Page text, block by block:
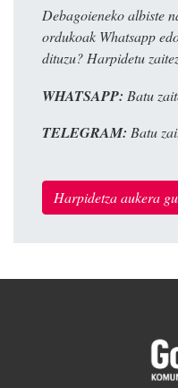
Debagoieneko albiste
ordukoak Whatsapp
dituzu? Harpidetu
WHATSAPP: Batu
TELEGRAM: Batu
Harpidetza aukera